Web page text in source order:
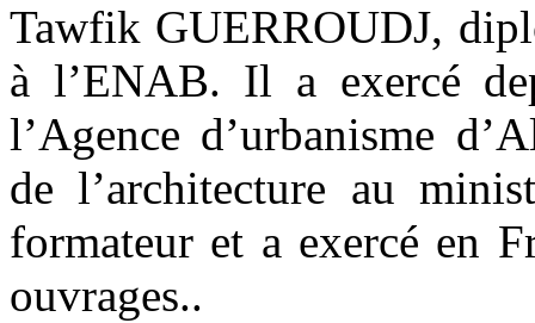
Tawfik GUERROUDJ,
à l’ENAB. Il a exercé
l’Agence d’urbanisme
de l’architecture au
formateur et a exercé en
ouvrages..